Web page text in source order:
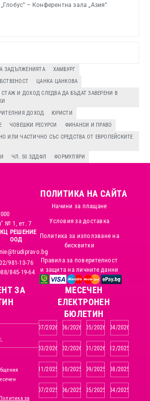
– Конферентна зала „Азия“
ЗАДЪЛЖЕНИЯТА
ХАМБУРГ
ЦАНКА ЦАНКОВА
И ДОХОД СЛЕДВА ДА БЪДАТ ЗАВЕРЕНИ В
ДОХОД
ЮРИСТИ
ЧОВЕШКИ РЕСУРСИ
ФИНАНСИ И ПРАВО
ИЛИ ЧАСТИЧНО СЪС СРЕДСТВА ОТ ЕВРОПЕЙСКИТЕ
ЧЛ. 50 ЗДДФЛ ФОРМУЛЯРИ
№ 1, ет. 7
РЕШЕНИЕ
ООД
981-13-76
845-19-64
ПОЛИТИКА НА САЙТА
Начини за плащане
Условия за доставка
Политика за използване на
бисквитки
Правила за поверителност
и защита на личните данни
ЗА
за
MЕСЕЧЕН
ЕЛЕКТРОНЕН
БЮЛЕТИН
07/2026 06/2026 05/2026 04/2026
03/2026 02/2026 01/2026 12/2025
11/2025 10/2025 09/2025 08/2025
07/2025 06/2025 05/2025 04/2025